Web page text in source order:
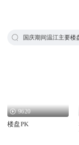
国庆期间温江主要楼
9620
楼盘PK